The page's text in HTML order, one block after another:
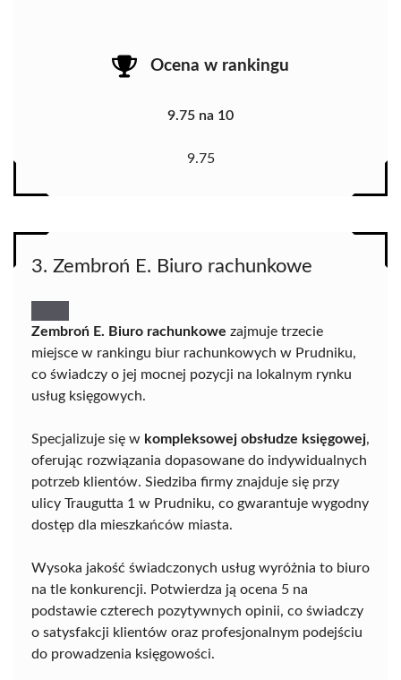
Ocena w rankingu
9.75 na 10
9.75
3. Zembroń E. Biuro rachunkowe
Zembroń E. Biuro rachunkowe zajmuje trzecie
miejsce w rankingu biur rachunkowych w Prudniku,
co świadczy o jej mocnej pozycji na lokalnym rynku
usług księgowych.
Specjalizuje się w kompleksowej obsłudze księgowej,
oferując rozwiązania dopasowane do indywidualnych
potrzeb klientów. Siedziba firmy znajduje się przy
ulicy Traugutta 1 w Prudniku, co gwarantuje wygodny
dostęp dla mieszkańców miasta.
Wysoka jakość świadczonych usług wyróżnia to biuro
na tle konkurencji. Potwierdza ją ocena 5 na
podstawie czterech pozytywnych opinii, co świadczy
o satysfakcji klientów oraz profesjonalnym podejściu
do prowadzenia księgowości.